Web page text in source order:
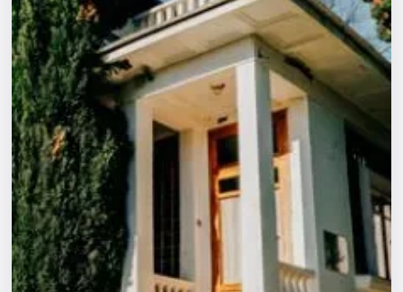
Квесты
Экскурсии
Спорт
События
Города
Площадки